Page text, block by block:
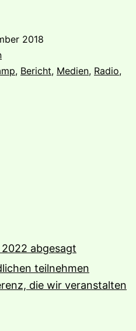
2018
, Bericht, Medien, Radio,
abgesagt
teilnehmen
die wir veranstalten